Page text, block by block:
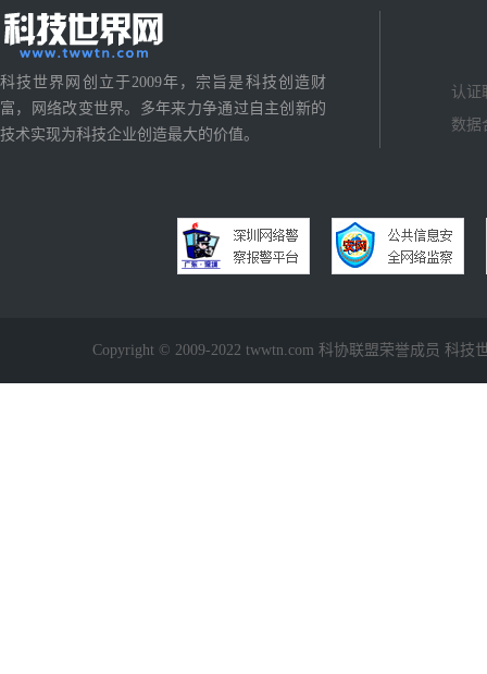
科技世界网创立于2009年，宗旨是科技创造财
富，网络改变世界。多年来力争通过自主创新的
技术实现为科技企业创造最大的价值。
认证
数据
Copyright © 2009-2022 twwtn.com 科协联盟荣誉成员 科